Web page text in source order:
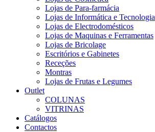
Lojas de Para-farmácia
Lojas de Informática e Tecnologia
Lojas de Electrodomésticos
Lojas de Maquinas e Ferramentas
Lojas de Bricolage
Escritórios e Gabinetes
Receções
Montras
Lojas de Frutas e Legumes
Outlet
COLUNAS
VITRINAS
Catálogos
Contactos